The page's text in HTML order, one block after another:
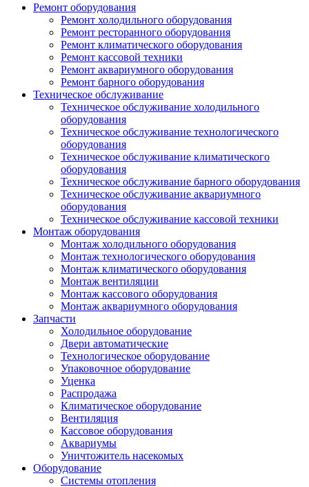
Ремонт оборудования
Ремонт холодильного оборудования
Ремонт ресторанного оборудования
Ремонт климатического оборудования
Ремонт кассовой техники
Ремонт аквариумного оборудования
Ремонт барного оборудования
Техническое обслуживание
Техническое обслуживание холодильного
оборудования
Техническое обслуживание технологического
оборудования
Техническое обслуживание климатического
оборудования
Техническое обслуживание барного оборудования
Техническое обслуживание аквариумного
оборудования
Техническое обслуживание кассовой техники
Монтаж оборудования
Монтаж холодильного оборудования
Монтаж технологического оборудования
Монтаж климатического оборудования
Монтаж вентиляции
Монтаж кассового оборудования
Монтаж аквариумного оборудования
Запчасти
Холодильное оборудование
Двери автоматические
Технологическое оборудование
Упаковочное оборудование
Уценка
Распродажа
Климатическое оборудование
Вентиляция
Кассовое оборудования
Аквариумы
Уничтожитель насекомых
Оборудование
Системы отопления